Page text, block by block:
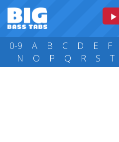
0-9 A B C D E F
N
O P Q R S T